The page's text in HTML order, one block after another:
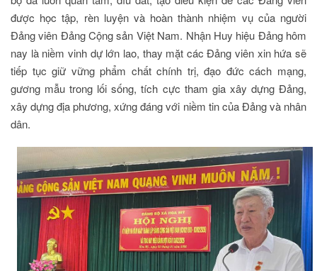
được học tập, rèn luyện và hoàn thành nhiệm vụ của người
Đảng viên Đảng Cộng sản Việt Nam. Nhận Huy hiệu Đảng hôm
nay là niềm vinh dự lớn lao, thay mặt các Đảng viên xin hứa sẽ
tiếp tục giữ vững phẩm chất chính trị, đạo đức cách mạng,
gương mẫu trong lối sống, tích cực tham gia xây dựng Đảng,
xây dựng địa phương, xứng đáng với niềm tin của Đảng và nhân
dân.